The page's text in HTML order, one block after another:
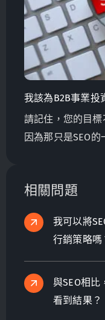
我該為B2B事業投
請記住，您的目標
因為那只是SEO
相關問題
我可以將
行銷策略嗎
與SEO相比
看到結果？